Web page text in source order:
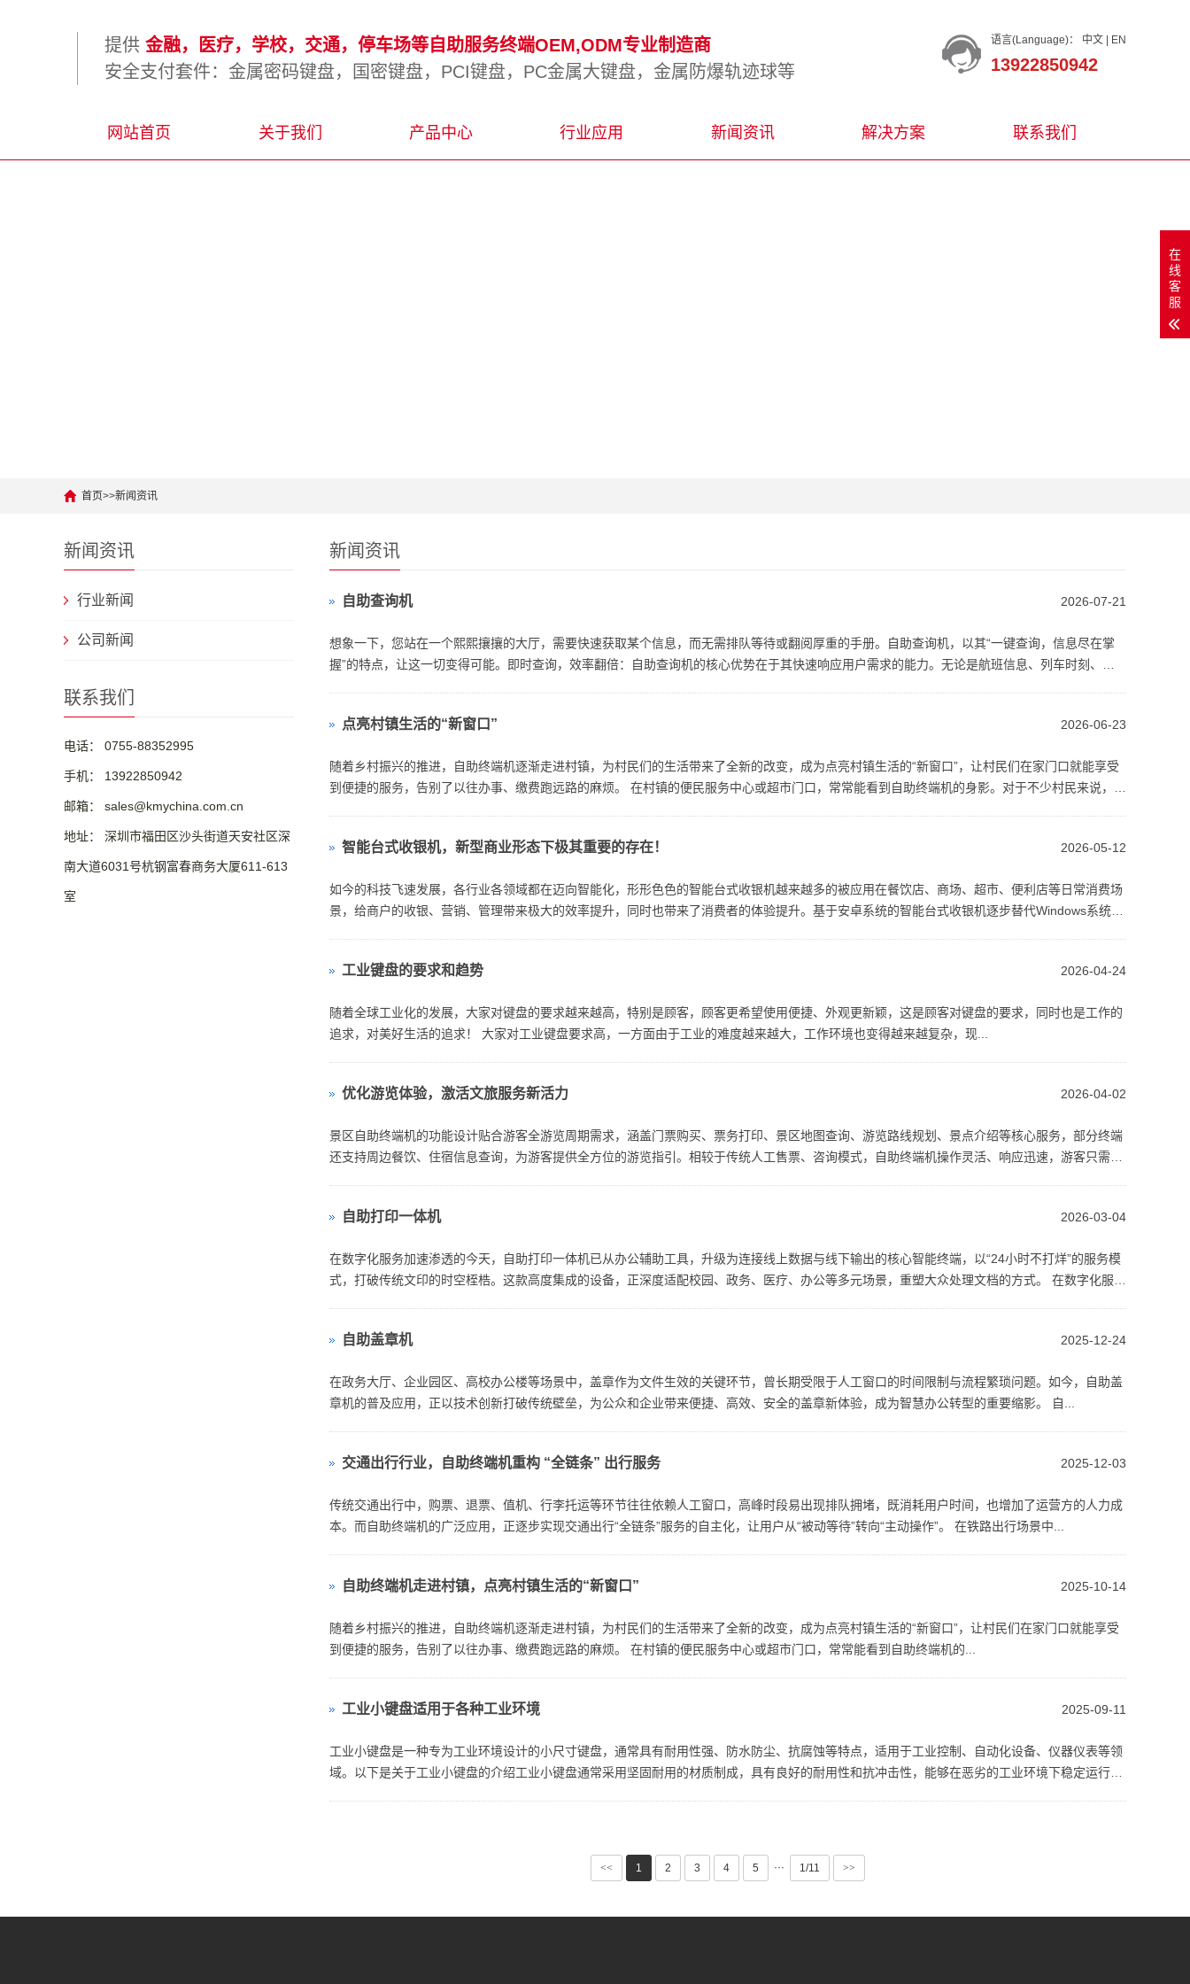
语言(Language)： 中文 EN
13922850942
提供 金融，医疗，学校，交通，停车场等自助服务终端OEM,ODM专业制造商
安全支付套件：金属密码键盘，国密键盘，PCI键盘，PC金属大键盘，金属防爆轨迹球等
网站首页 关于我们 产品中心 行业应用 新闻资讯 解决方案 联系我们
首页>>新闻资讯
新闻资讯
行业新闻
公司新闻
联系我们
电话： 0755-88352995
手机： 13922850942
邮箱： sales@kmychina.com.cn
地址： 深圳市福田区沙头街道天安社区深
南大道6031号杭钢富春商务大厦611-613
室
新闻资讯
2026-07-21
自助查询机
想象一下，您站在一个熙熙攘攘的大厅，需要快速获取某个信息，而无需排队等待或翻阅厚重的手册。自助查询机，以其“一键查询，信息尽在掌
握”的特点，让这一切变得可能。即时查询，效率翻倍：自助查询机的核心优势在于其快速响应用户需求的能力。无论是航班信息、列车时刻、医
2026-06-23
点亮村镇生活的“新窗口”
随着乡村振兴的推进，自助终端机逐渐走进村镇，为村民们的生活带来了全新的改变，成为点亮村镇生活的“新窗口”，让村民们在家门口就能享受
到便捷的服务，告别了以往办事、缴费跑远路的麻烦。 在村镇的便民服务中心或超市门口，常常能看到自助终端机的身影。对于不少村民来说，以
2026-05-12
智能台式收银机，新型商业形态下极其重要的存在！
如今的科技飞速发展，各行业各领域都在迈向智能化，形形色色的智能台式收银机越来越多的被应用在餐饮店、商场、超市、便利店等日常消费场
景，给商户的收银、营销、管理带来极大的效率提升，同时也带来了消费者的体验提升。基于安卓系统的智能台式收银机逐步替代Windows系统的
2026-04-24
工业键盘的要求和趋势
随着全球工业化的发展，大家对键盘的要求越来越高，特别是顾客，顾客更希望使用便捷、外观更新颖，这是顾客对键盘的要求，同时也是工作的
追求，对美好生活的追求！ 大家对工业键盘要求高，一方面由于工业的难度越来越大，工作环境也变得越来越复杂，现...
2026-04-02
优化游览体验，激活文旅服务新活力
景区自助终端机的功能设计贴合游客全游览周期需求，涵盖门票购买、票务打印、景区地图查询、游览路线规划、景点介绍等核心服务，部分终端
还支持周边餐饮、住宿信息查询，为游客提供全方位的游览指引。相较于传统人工售票、咨询模式，自助终端机操作灵活、响应迅速，游客只需按
2026-03-04
自助打印一体机
在数字化服务加速渗透的今天，自助打印一体机已从办公辅助工具，升级为连接线上数据与线下输出的核心智能终端，以“24小时不打烊”的服务模
式，打破传统文印的时空桎梏。这款高度集成的设备，正深度适配校园、政务、医疗、办公等多元场景，重塑大众处理文档的方式。 在数字化服务
2025-12-24
自助盖章机
在政务大厅、企业园区、高校办公楼等场景中，盖章作为文件生效的关键环节，曾长期受限于人工窗口的时间限制与流程繁琐问题。如今，自助盖
章机的普及应用，正以技术创新打破传统壁垒，为公众和企业带来便捷、高效、安全的盖章新体验，成为智慧办公转型的重要缩影。 自...
2025-12-03
交通出行行业，自助终端机重构 “全链条” 出行服务
传统交通出行中，购票、退票、值机、行李托运等环节往往依赖人工窗口，高峰时段易出现排队拥堵，既消耗用户时间，也增加了运营方的人力成
本。而自助终端机的广泛应用，正逐步实现交通出行“全链条”服务的自主化，让用户从“被动等待”转向“主动操作”。 在铁路出行场景中...
2025-10-14
自助终端机走进村镇，点亮村镇生活的“新窗口”
随着乡村振兴的推进，自助终端机逐渐走进村镇，为村民们的生活带来了全新的改变，成为点亮村镇生活的“新窗口”，让村民们在家门口就能享受
到便捷的服务，告别了以往办事、缴费跑远路的麻烦。 在村镇的便民服务中心或超市门口，常常能看到自助终端机的...
2025-09-11
工业小键盘适用于各种工业环境
工业小键盘是一种专为工业环境设计的小尺寸键盘，通常具有耐用性强、防水防尘、抗腐蚀等特点，适用于工业控制、自动化设备、仪器仪表等领
域。以下是关于工业小键盘的介绍工业小键盘通常采用坚固耐用的材质制成，具有良好的耐用性和抗冲击性，能够在恶劣的工业环境下稳定运行。
<< 1 2 3 4 5 ··· 1/11 >>
在
线
客
服